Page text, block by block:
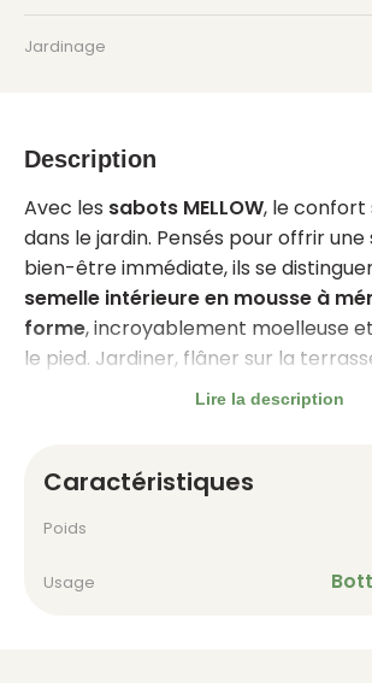
Jardinage
Description
Avec les sabots MELLOW, le confort
dans le jardin. Pensés pour offrir
bien-être immédiate, ils se
semelle intérieure en mousse à
forme, incroyablement moelleuse
le pied. Jardiner, flâner sur la
entre la maison et l’extérieur
synthétique à base d’EVA
pour sa
sabots MELLOW un choix idéal pour
Lire la description
Caractéristiques
Poids
Usage